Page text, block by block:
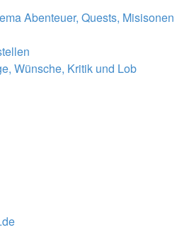
Abenteuer, Quests, Misisonen
Wünsche, Kritik und Lob